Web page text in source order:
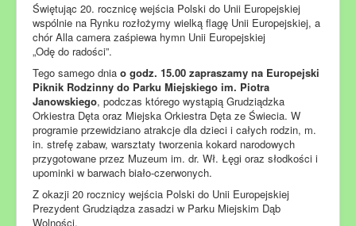
Świętując 20. rocznicę wejścia Polski do Unii Europejskiej
wspólnie na Rynku rozłożymy wielką flagę Unii Europejskiej, a
chór Alla camera zaśpiewa hymn Unii Europejskiej
„Odę do radości”.
Tego samego dnia o godz. 15.00 zapraszamy na Europejski
Piknik Rodzinny do Parku Miejskiego im. Piotra
Janowskiego, podczas którego wystąpią Grudziądzka
Orkiestra Dęta oraz Miejska Orkiestra Dęta ze Świecia. W
programie przewidziano atrakcje dla dzieci i całych rodzin, m.
in. strefę zabaw, warsztaty tworzenia kokard narodowych
przygotowane przez Muzeum im. dr. Wł. Łęgi oraz słodkości i
upominki w barwach biało-czerwonych.
Z okazji 20 rocznicy wejścia Polski do Unii Europejskiej
Prezydent Grudziądza zasadzi w Parku Miejskim Dąb
Wolności.